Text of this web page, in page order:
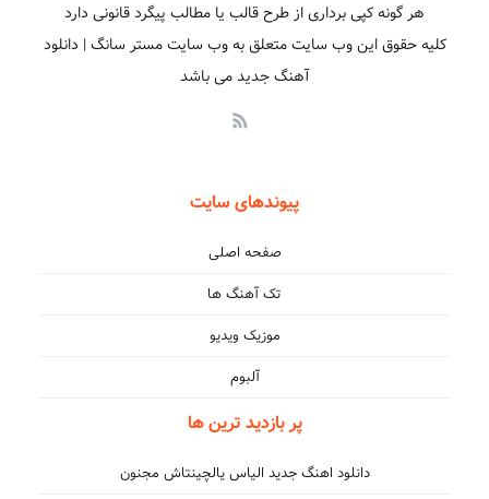
هر گونه کپی برداری از طرح قالب یا مطالب پیگرد قانونی دارد
کلیه حقوق این وب سایت متعلق به وب سایت مستر سانگ | دانلود
آهنگ جدید می باشد
پیوندهای سایت
صفحه اصلی
تک آهنگ ها
موزیک ویدیو
آلبوم
پر بازدید ترین ها
دانلود اهنگ جدید الیاس یالچینتاش مجنون